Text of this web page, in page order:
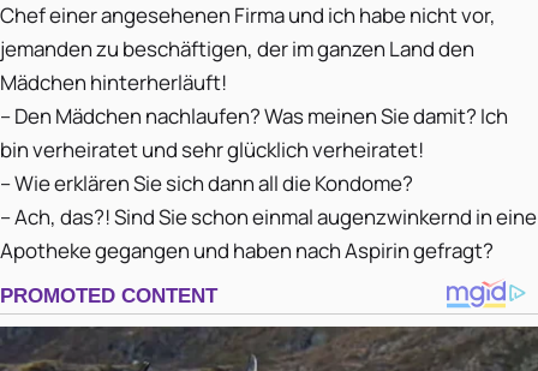
Chef einer angesehenen Firma und ich habe nicht vor,
jemanden zu beschäftigen, der im ganzen Land den
Mädchen hinterherläuft!
– Den Mädchen nachlaufen? Was meinen Sie damit? Ich
bin verheiratet und sehr glücklich verheiratet!
– Wie erklären Sie sich dann all die Kondome?
– Ach, das?! Sind Sie schon einmal augenzwinkernd in eine
Apotheke gegangen und haben nach Aspirin gefragt?